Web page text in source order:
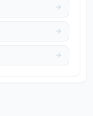
arrow_forward
arrow_forward
arrow_forward